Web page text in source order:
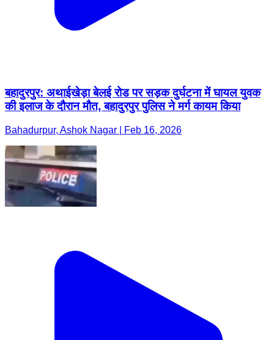
बहादुरपुर: अथाईखेड़ा बेलई रोड पर सड़क दुर्घटना में घायल युवक
की इलाज के दौरान मौत, बहादुरपुर पुलिस ने मर्ग कायम किया
Bahadurpur, Ashok Nagar | Feb 16, 2026